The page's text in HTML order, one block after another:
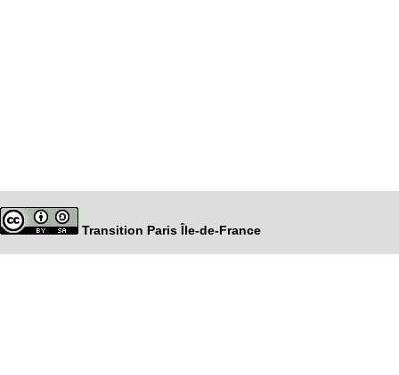
Transition Paris Île-de-France